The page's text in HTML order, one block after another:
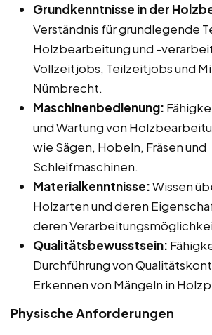
Grundkenntnisse in der
Verständnis für grundlegende
Holzbearbeitung und -
Vollzeitjobs, Teilzeitjobs und
Nümbrecht.
Maschinenbedienung:
und Wartung von
wie Sägen, Hobeln, Fräsen und
Schleifmaschinen.
Materialkenntnisse:Wissen
Holzarten und deren
deren
Qualitätsbewusstsein:
Durchführung von
Erkennen von Mängeln in
Physische Anforderungen